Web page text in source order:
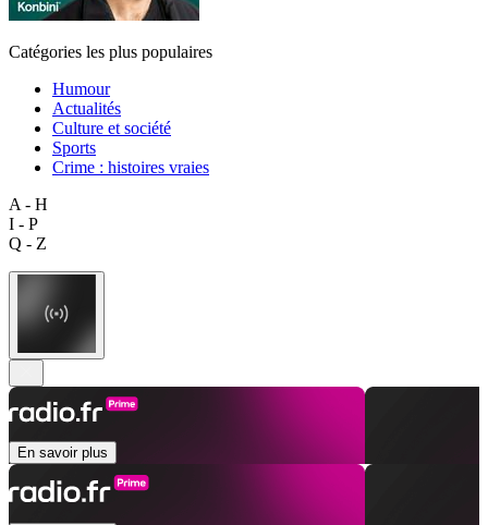
Catégories les plus populaires
Humour
Actualités
Culture et société
Sports
Crime : histoires vraies
A - H
I - P
Q - Z
En savoir plus